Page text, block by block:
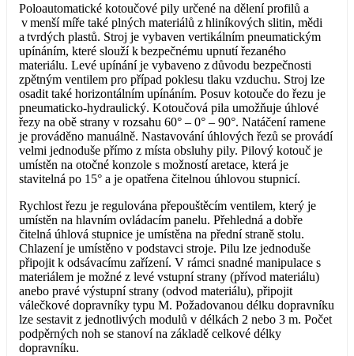
Poloautomatické kotoučové pily určené na dělení profilů a
v menší míře také plných materiálů z hliníkových slitin, mědi
a tvrdých plastů. Stroj je vybaven vertikálním pneumatickým
upínáním, které slouží k bezpečnému upnutí řezaného
materiálu. Levé upínání je vybaveno z důvodu bezpečnosti
zpětným ventilem pro případ poklesu tlaku vzduchu. Stroj lze
osadit také horizontálním upínáním. Posuv kotouče do řezu je
pneumaticko-hydraulický. Kotoučová pila umožňuje úhlové
řezy na obě strany v rozsahu 60° – 0° – 90°. Natáčení ramene
je prováděno manuálně. Nastavování úhlových řezů se provádí
velmi jednoduše přímo z místa obsluhy pily. Pilový kotouč je
umístěn na otočné konzole s možností aretace, která je
stavitelná po 15° a je opatřena čitelnou úhlovou stupnicí.
Rychlost řezu je regulována přepouštěcím ventilem, který je
umístěn na hlavním ovládacím panelu. Přehledná a dobře
čitelná úhlová stupnice je umístěna na přední straně stolu.
Chlazení je umístěno v podstavci stroje. Pilu lze jednoduše
připojit k odsávacímu zařízení. V rámci snadné manipulace s
materiálem je možné z levé vstupní strany (přívod materiálu)
anebo pravé výstupní strany (odvod materiálu), připojit
válečkové dopravníky typu M. Požadovanou délku dopravníku
lze sestavit z jednotlivých modulů v délkách 2 nebo 3 m. Počet
podpěrných noh se stanoví na základě celkové délky
dopravníku.